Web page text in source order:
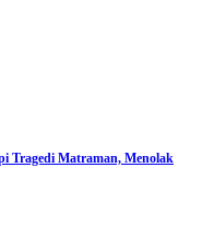
Tragedi Matraman, Menolak